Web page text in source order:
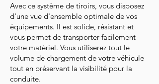
Avec ce système de tiroirs, vous disposez
d'une vue d'ensemble optimale de vos
équipements. Il est solide, résistant et
vous permet de transporter facilement
votre matériel. Vous utiliserez tout le
volume de chargement de votre véhicule
tout en préservant la visibilité pour la
conduite.